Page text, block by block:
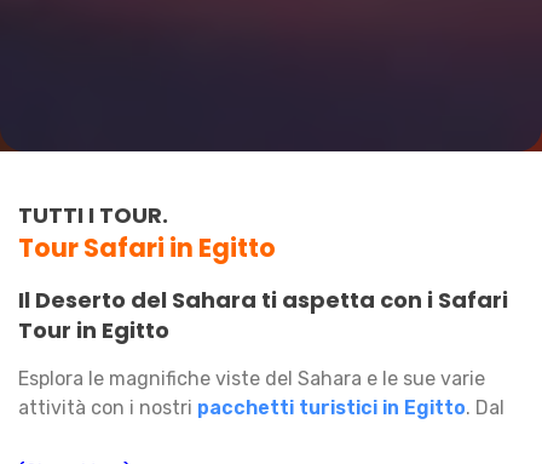
TUTTI I TOUR.
Tour Safari in Egitto
Il Deserto del Sahara ti aspetta con i Safari
Tour in Egitto
Esplora le magnifiche viste del Sahara e le sue varie
attività con i nostri pacchetti turistici in Egitto. Dal